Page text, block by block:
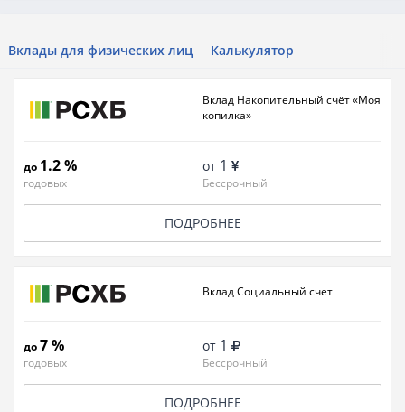
Вклады для физических лиц Калькулятор
Вклад Накопительный счёт «Моя
копилка»
до 1.2 %
годовых
от 1
Бессрочный
ПОДРОБНЕЕ
Вклад Социальный счет
до7 %
годовых
от 1
Бессрочный
ПОДРОБНЕЕ